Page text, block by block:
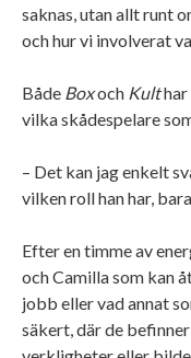
saknas, utan allt runt
och hur vi involverat
Både Boxoch Kulthar
vilka skådespelare
– Det kan jag enkelt
vilken roll han har,
Efter en timme av
och Camilla som kan
jobb eller vad annat
säkert, där de